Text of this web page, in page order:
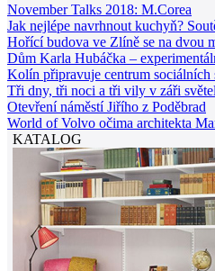
November Talks 2018: M.Corea
Jak nejlépe navrhnout kuchyň?
Hořící budova ve Zlíně se na dvou
Dům Karla Hubáčka –
Kolín připravuje centrum sociálních
Tři dny, tři noci a tři vily v záři světel
Otevření náměstí Jiřího z Poděbrad
World of Volvo očima architekta
KATALOG